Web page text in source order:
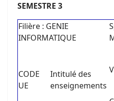
SEMESTRE 3
Filière : GENIE
INFORMATIQUE
CODE
UE
Intitulé des
enseignements